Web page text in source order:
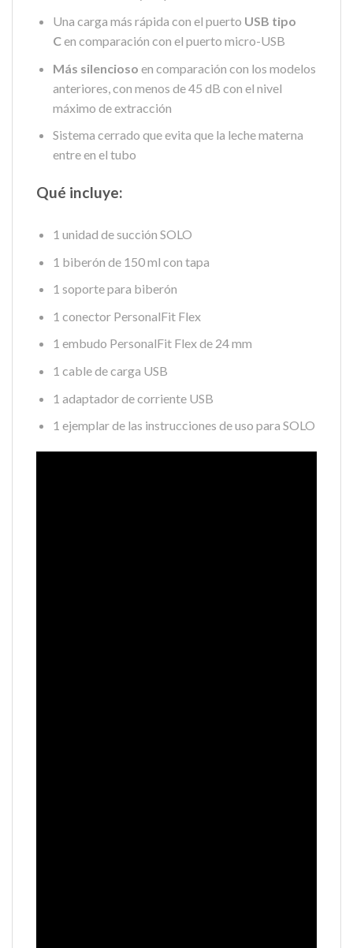
Una carga más rápida con el puerto USB tipo
Cen comparación con el puerto micro-USB
Más silencioso en comparación con los modelos
anteriores, con menos de 45 dB con el nivel
máximo de extracción
Sistema cerrado que evita que la leche materna
entre en el tubo
Qué incluye:
1 unidad de succión SOLO
1 biberón de 150 ml con tapa
1 soporte para biberón
1 conector PersonalFit Flex
1 embudo PersonalFit Flex de 24 mm
1 cable de carga USB
1 adaptador de corriente USB
1 ejemplar de las instrucciones de uso para SOLO